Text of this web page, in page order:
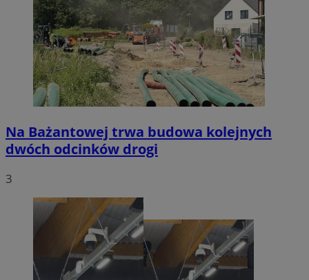
Na Bażantowej trwa budowa kolejnych
dwóch odcinków drogi
3